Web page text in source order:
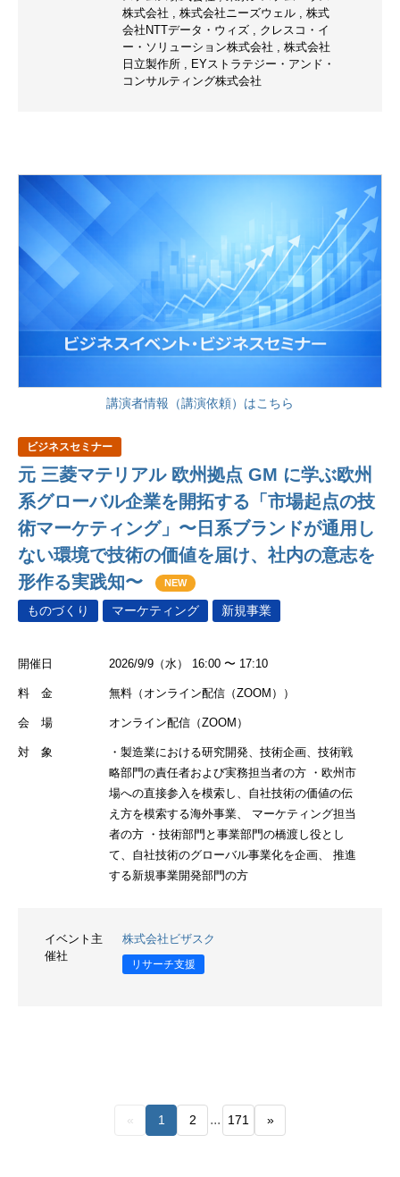
株式会社 , 株式会社ニーズウェル , 株式
会社NTTデータ・ウィズ , クレスコ・イ
ー・ソリューション株式会社 , 株式会社
日立製作所 , EYストラテジー・アンド・
コンサルティング株式会社
講演者情報（講演依頼）はこちら
ビジネスセミナー
元 三菱マテリアル 欧州拠点 GM に学ぶ欧州
系グローバル企業を開拓する「市場起点の技
術マーケティング」〜日系ブランドが通用し
ない環境で技術の価値を届け、社内の意志を
形作る実践知〜
NEW
ものづくり マーケティング 新規事業
開催日 2026/9/9（水） 16:00 〜 17:10
料 金 無料（オンライン配信（ZOOM））
会 場 オンライン配信（ZOOM）
対 象
・製造業における研究開発、技術企画、技術戦
略部門の責任者および実務担当者の方 ・欧州市
場への直接参入を模索し、自社技術の価値の伝
え方を模索する海外事業、 マーケティング担当
者の方 ・技術部門と事業部門の橋渡し役とし
て、自社技術のグローバル事業化を企画、 推進
する新規事業開発部門の方
イベント主
催社
株式会社ビザスク
リサーチ支援
« 1 2 ... 171 »